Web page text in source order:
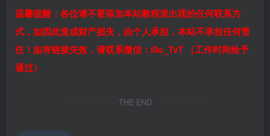
温馨提醒：各位请不要添加本站教程里出现的任何联系方
式，如因此造成财产损失，由个人承担，本站不承担任何责
任！如有链接失效，请联系微信：i0o_TvT （工作时间给予
通过）
THE END